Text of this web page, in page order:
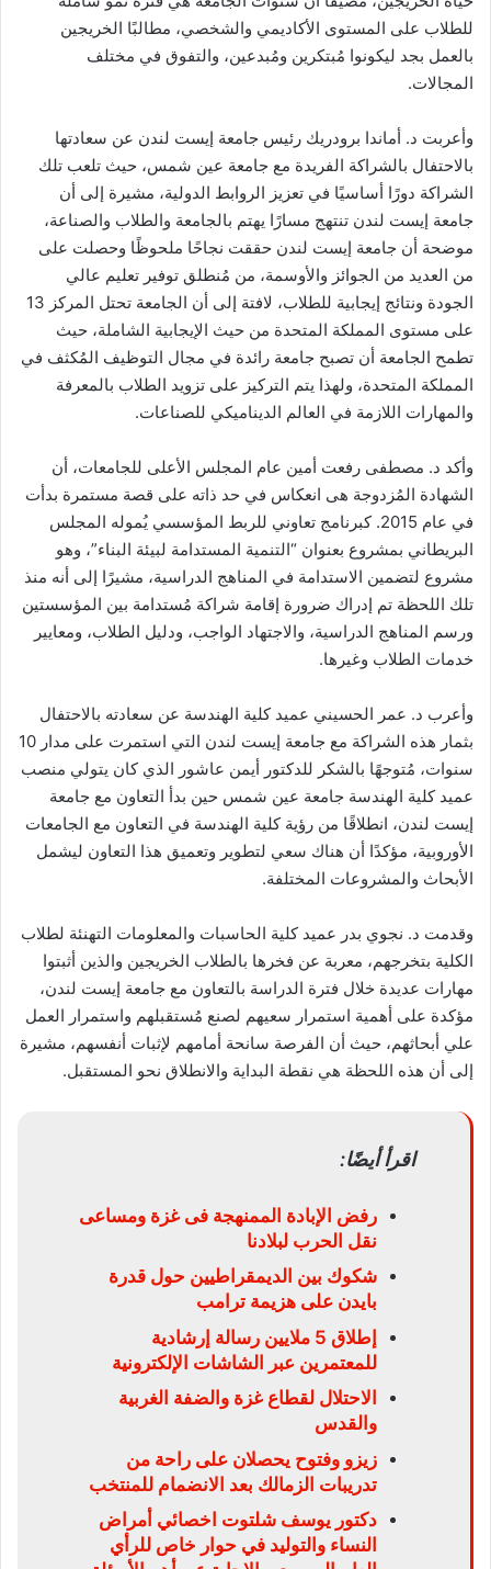
للطلاب على المستوى الأكاديمي والشخصي، مطالبًا الخريجين
بالعمل بجد ليكونوا مُبتكرين ومُبدعين، والتفوق في مختلف
المجالات.
وأعربت د. أماندا برودريك رئيس جامعة إيست لندن عن سعادتها
بالاحتفال بالشراكة الفريدة مع جامعة عين شمس، حيث تلعب تلك
الشراكة دورًا أساسيًا في تعزيز الروابط الدولية، مشيرة إلى أن
جامعة إيست لندن تنتهج مسارًا يهتم بالجامعة والطلاب والصناعة،
موضحة أن جامعة إيست لندن حققت نجاحًا ملحوظًا وحصلت على
من العديد من الجوائز والأوسمة، من مُنطلق توفير تعليم عالي
الجودة ونتائج إيجابية للطلاب، لافتة إلى أن الجامعة تحتل المركز 13
على مستوى المملكة المتحدة من حيث الإيجابية الشاملة، حيث
تطمح الجامعة أن تصبح جامعة رائدة في مجال التوظيف المُكثف في
المملكة المتحدة، ولهذا يتم التركيز على تزويد الطلاب بالمعرفة
والمهارات اللازمة في العالم الديناميكي للصناعات.
وأكد د. مصطفى رفعت أمين عام المجلس الأعلى للجامعات، أن
الشهادة المُزدوجة هى انعكاس في حد ذاته على قصة مستمرة بدأت
في عام 2015. كبرنامج تعاوني للربط المؤسسي يُموله المجلس
البريطاني بمشروع بعنوان “التنمية المستدامة لبيئة البناء”، وهو
مشروع لتضمين الاستدامة في المناهج الدراسية، مشيرًا إلى أنه منذ
تلك اللحظة تم إدراك ضرورة إقامة شراكة مُستدامة بين المؤسستين
ورسم المناهج الدراسية، والاجتهاد الواجب، ودليل الطلاب، ومعايير
خدمات الطلاب وغيرها.
وأعرب د. عمر الحسيني عميد كلية الهندسة عن سعادته بالاحتفال
بثمار هذه الشراكة مع جامعة إيست لندن التي استمرت على مدار 10
سنوات، مُتوجهًا بالشكر للدكتور أيمن عاشور الذي كان يتولي منصب
عميد كلية الهندسة جامعة عين شمس حين بدأ التعاون مع جامعة
إيست لندن، انطلاقًا من رؤية كلية الهندسة في التعاون مع الجامعات
الأوروبية، مؤكدًا أن هناك سعي لتطوير وتعميق هذا التعاون ليشمل
الأبحاث والمشروعات المختلفة.
وقدمت د. نجوي بدر عميد كلية الحاسبات والمعلومات التهنئة لطلاب
الكلية بتخرجهم، معربة عن فخرها بالطلاب الخريجين والذين أثبتوا
مهارات عديدة خلال فترة الدراسة بالتعاون مع جامعة إيست لندن،
مؤكدة على أهمية استمرار سعيهم لصنع مُستقبلهم واستمرار العمل
علي أبحاثهم، حيث أن الفرصة سانحة أمامهم لإثبات أنفسهم، مشيرة
إلى أن هذه اللحظة هي نقطة البداية والانطلاق نحو المستقبل.
اقرأ أيضًا:
رفض الإبادة الممنهجة فى غزة ومساعى
نقل الحرب لبلادنا
شكوك بين الديمقراطيين حول قدرة
بايدن على هزيمة ترامب
إطلاق 5 ملايين رسالة إرشادية
للمعتمرين عبر الشاشات الإلكترونية
الاحتلال لقطاع غزة والضفة الغربية
والقدس
زيزو وفتوح يحصلان على راحة من
تدريبات الزمالك بعد الانضمام للمنتخب
دكتور يوسف شلتوت اخصائي أمراض
النساء والتوليد في حوار خاص للرأي